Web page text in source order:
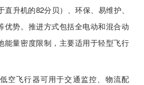
升机的82分贝）、环保、易维护、
优势。推进方式包括全电动和混合动
能量密度限制，主要适用于轻型飞行
空飞行器可用于交通监控、物流配